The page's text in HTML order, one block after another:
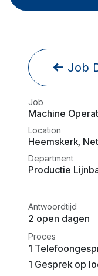
Job
Job
Machine
Location
Heemskerk,
Department
Productie
Antwoordtijd
2 open dagen
Proces
1
1 Gesprek op